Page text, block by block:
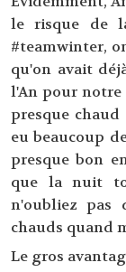
le risque de
#teamwinter,
qu'on avait
l'An pour notre
presque
eu beaucoup
presque bon
que la nuit
n'oubliez pas
chauds quand
Le gros